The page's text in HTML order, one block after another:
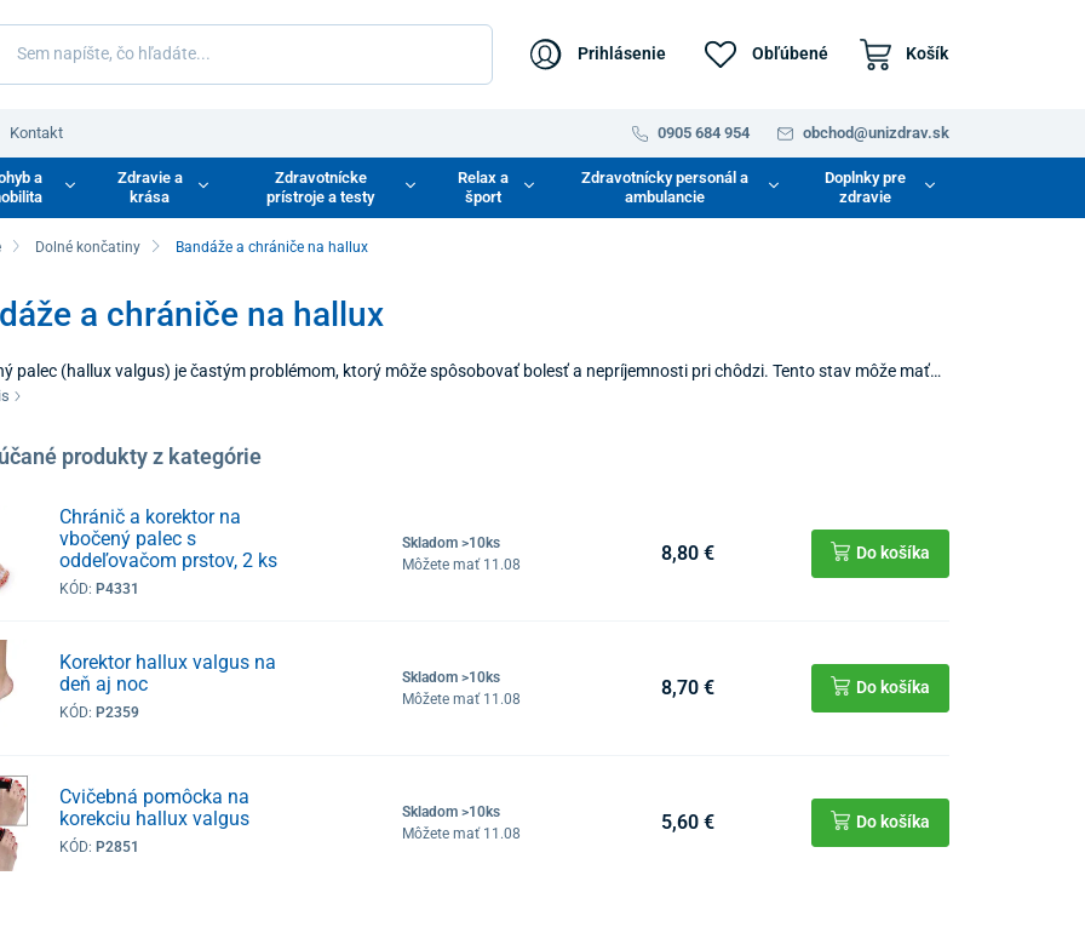
Prihlásenie Obľúbené Košík
Kontakt 0905 684 954 obchod@unizdrav.sk
a
Zdravie a
krása
Zdravotnícke
prístroje a testy
Relax a
šport
Zdravotnícky personál a
ambulancie
Doplnky pre
zdravie
Dolné končatiny Bandáže a chrániče na hallux
a chrániče na hallux
palec (hallux valgus) je častým problémom, ktorý môže spôsobovať bolesť a nepríjemnosti pri chôdzi. Tento stav môže mať
príčiny alebo vzniknúť v dôsledku nosenia nevhodnej obuvi. V našej ponuke nájdete rôzne bandáže, korektory a chrániče,
pohodlie pri pohybe.
produkty z kategórie
Chránič a korektor na
vbočený palec s
oddeľovačom prstov, 2 ks
KÓD: P4331
Skladom >10ks
Môžete mať 11.08
8,80 € Do košíka
Korektor hallux valgus na
deň aj noc
KÓD: P2359
Skladom >10ks
Môžete mať 11.08
8,70 € Do košíka
Cvičebná pomôcka na
korekciu hallux valgus
KÓD: P2851
Skladom >10ks
Môžete mať 11.08
5,60 € Do košíka